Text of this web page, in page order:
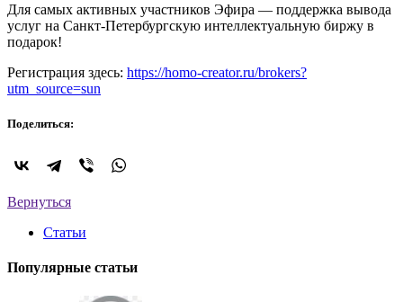
Для самых активных участников Эфира — поддержка вывода
услуг на Санкт-Петербургскую интеллектуальную биржу в
подарок!
Регистрация здесь: https://homo-creator.ru/brokers?
utm_source=sun
Поделиться:
Вернуться
Статьи
Популярные статьи